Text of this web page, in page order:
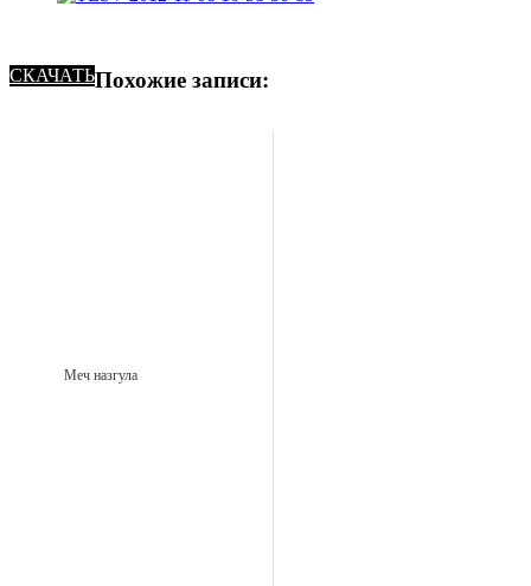
СКАЧАТЬПохожие записи:
Меч назгула